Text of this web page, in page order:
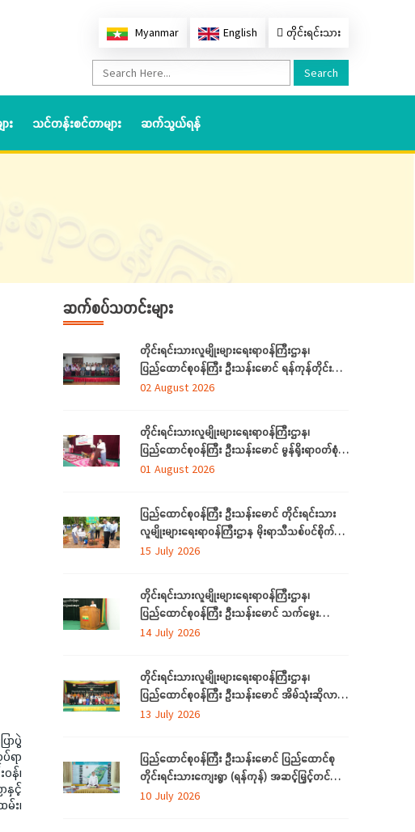
Myanmar English တိုင်းရင်းသား
Search
း သင်တန်းစင်တာများ ဆက်သွယ်ရန်
ာပွဲ
ရာ
န်၊
နှင့်
း၊
ဆက်စပ်သတင်းများ
တိုင်းရင်းသားလူမျိုးများရေးရာဝန်ကြီးဌာန၊
ပြည်ထောင်စုဝန်ကြီး ဦးသန်းမောင် ရန်ကုန်တိုင်း
ဒေသကြီးအတွင်းရှိ တိုင်းရင်းသားဘာသာသင် ဆရာ/
02 August 2026
တိုင်းရင်းသားလူမျိုးများရေးရာဝန်ကြီးဌာန၊
ပြည်ထောင်စုဝန်ကြီး ဦးသန်းမောင် မွန်ရိုးရာဝတ်စုံ
ချုပ်လုပ်နည်းသင်တန်းဆင်းပွဲအခမ်းအနားသို့တက်
01 August 2026
ပြည်ထောင်စုဝန်ကြီး ဦးသန်းမောင် တိုင်းရင်းသား
လူမျိုးများရေးရာဝန်ကြီးဌာန မိုးရာသီသစ်ပင်စိုက်ပျိုး
ပွဲ အခမ်းအနားတက်ရောက်
15 July 2026
တိုင်းရင်းသားလူမျိုးများရေးရာဝန်ကြီးဌာန၊
ပြည်ထောင်စုဝန်ကြီး ဦးသန်းမောင် သက်မွေး
ပညာသင်တန်းများ သင်တန်းဆင်းပွဲအခမ်းအနားသို့
14 July 2026
တိုင်းရင်းသားလူမျိုးများရေးရာဝန်ကြီးဌာန၊
ပြည်ထောင်စုဝန်ကြီး ဦးသန်းမောင် အိမ်သုံးဆိုလာ
များ လွှဲပြောင်းထောက်ပံ့ပေးခြင်း အခမ်းအနားသို့
13 July 2026
ပြည်ထောင်စုဝန်ကြီး ဦးသန်းမောင် ပြည်ထောင်စု
တိုင်းရင်းသားကျေးရွာ (ရန်ကုန်) အဆင့်မြှင့်တင်
လုပ်ငန်းဆောင်ရွက်မှုများအား သွားရောက်ကြည့်ရှု
10 July 2026